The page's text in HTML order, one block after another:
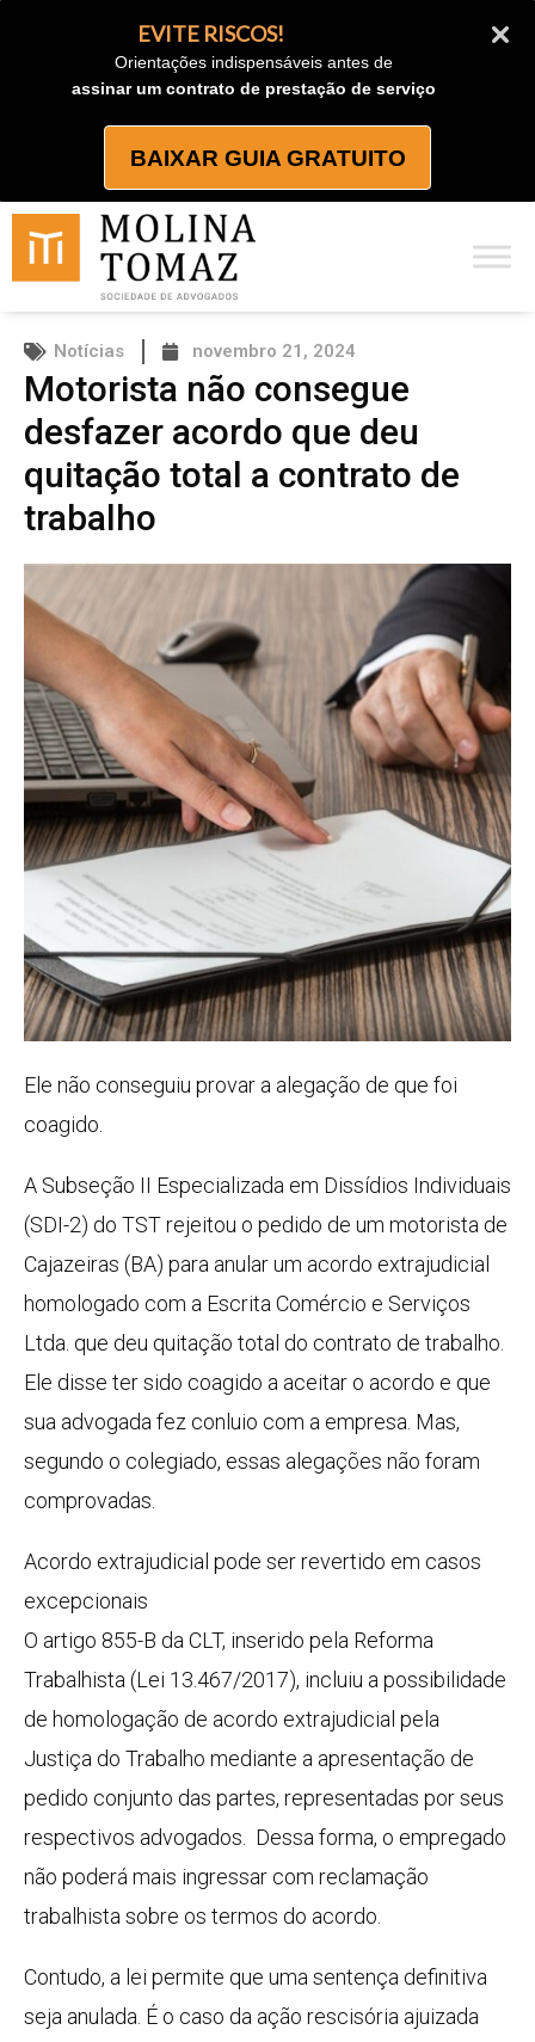
EVITE RISCOS!
Orientações indispensáveis antes de
assinar um contrato de prestação de serviço
BAIXAR GUIA GRATUITO
Notícias novembro 21, 2024
Motorista não consegue
desfazer acordo que deu
quitação total a contrato de
trabalho
Ele não conseguiu provar a alegação de que foi
coagido.
A Subseção II Especializada em Dissídios Individuais
(SDI-2) do TST rejeitou o pedido de um motorista de
Cajazeiras (BA) para anular um acordo extrajudicial
homologado com a Escrita Comércio e Serviços
Ltda. que deu quitação total do contrato de trabalho.
Ele disse ter sido coagido a aceitar o acordo e que
sua advogada fez conluio com a empresa. Mas,
segundo o colegiado, essas alegações não foram
comprovadas.
Acordo extrajudicial pode ser revertido em casos
excepcionais
O artigo 855-B da CLT, inserido pela Reforma
Trabalhista (Lei 13.467/2017), incluiu a possibilidade
de homologação de acordo extrajudicial pela
Justiça do Trabalho mediante a apresentação de
pedido conjunto das partes, representadas por seus
respectivos advogados. Dessa forma, o empregado
não poderá mais ingressar com reclamação
trabalhista sobre os termos do acordo.
Contudo, a lei permite que uma sentença definitiva
seja anulada. É o caso da ação rescisória ajuizada